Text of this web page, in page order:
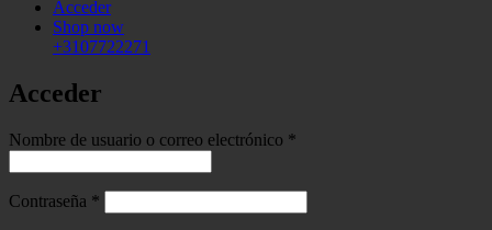
Acceder
Shop now
+3107722271
Acceder
Nombre de usuario o correo electrónico *
Contraseña *